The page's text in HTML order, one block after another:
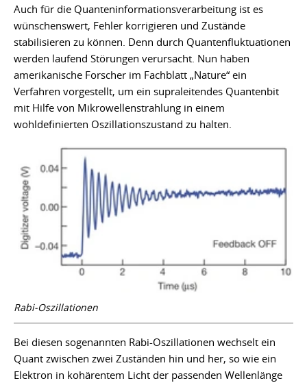
Auch für die Quanteninformationsverarbeitung ist es
wünschenswert, Fehler korrigieren und Zustände
stabilisieren zu können. Denn durch Quantenfluktuationen
werden laufend Störungen verursacht. Nun haben
amerikanische Forscher im Fachblatt „Nature“ ein
Verfahren vorgestellt, um ein supraleitendes Quantenbit
mit Hilfe von Mikrowellenstrahlung in einem
wohldefinierten Oszillationszustand zu halten.
Rabi-Oszillationen
Bei diesen sogenannten Rabi-Oszillationen wechselt ein
Quant zwischen zwei Zuständen hin und her, so wie ein
Elektron in kohärentem Licht der passenden Wellenlänge